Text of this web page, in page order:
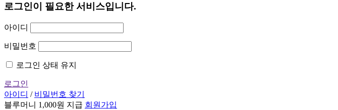
로그인이 필요한 서비스입니다.
아이디
비밀번호
로그인 상태 유지
로그인
아이디 / 비밀번호 찾기
블루머니 1,000원 지급 회원가입